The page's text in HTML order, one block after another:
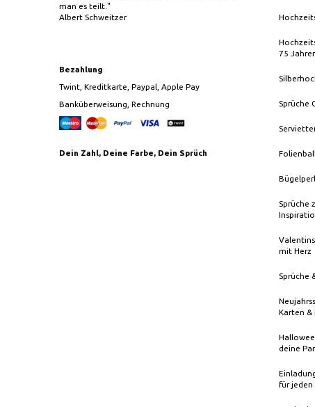
man es teilt."
Albert Schweitzer
Bezahlung
Twint, Kreditkarte, Paypal, Apple Pay
Banküberweisung, Rechnung
Dein Zahl, Deine Farbe, Dein Sprüch
75
Sprüche
Sprüche
mit Herz
Sprüche
Karten &
deine
für jeden